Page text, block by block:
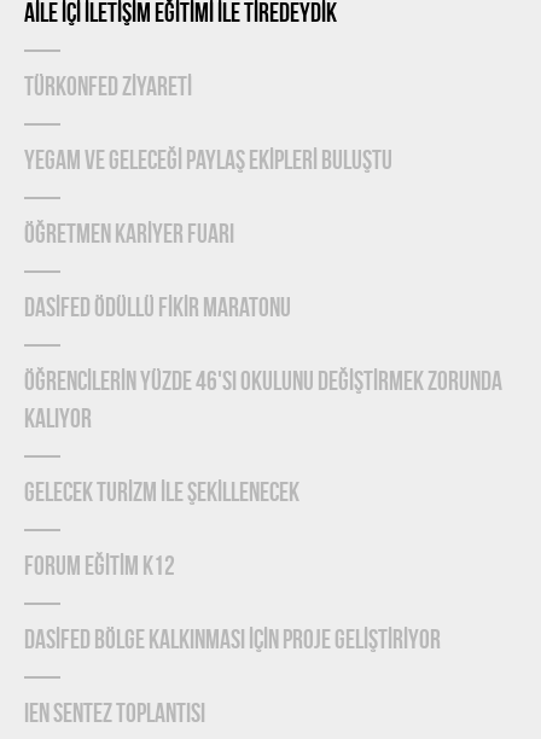
AİLE İÇİ İLETİŞİM EĞİTİMİ İLE TİREDEYDİK
TÜRKONFED ZİYARETİ
YEGAM ve GELECEĞİ PAYLAŞ EKİPLERİ BULUŞTU
ÖĞRETMEN KARİYER FUARI
DASİFED ÖDÜLLÜ FİKİR MARATONU
ÖĞRENCİLERİN YÜZDE 46'SI OKULUNU DEĞİŞTİRMEK ZORUNDA
KALIYOR
GELECEK TURİZM İLE ŞEKİLLENECEK
FORUM EĞİTİM K12
DASİFED BÖLGE KALKINMASI İÇİN PROJE GELİŞTİRİYOR
IEN Sentez Toplantısı